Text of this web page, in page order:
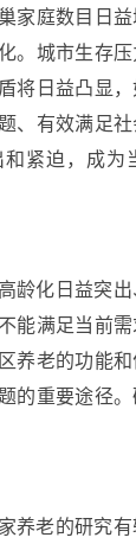
家庭数目日
。城市生存
将日益凸显
、有效满足
紧迫，成为
龄化日益突
能满足当前
养老的功能
的重要途径
养老的研究